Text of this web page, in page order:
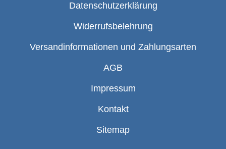
Datenschutzerklärung
Widerrufsbelehrung
Versandinformationen und Zahlungsarten
AGB
Impressum
Kontakt
Sitemap